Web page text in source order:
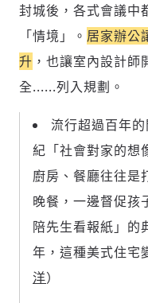
封城後，各式會議中
「情境」。 居家辦公
升 ，也讓室內設計
全......列入規劃。
流行超過百年
紀「社會對家的想
廚房、餐廳往往是
晚餐，一邊督促孩
陪先生看報紙」的
年，這種美式住宅
洋）